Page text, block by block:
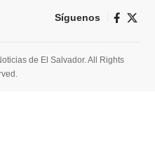
Síguenos
de El Salvador. All Rights